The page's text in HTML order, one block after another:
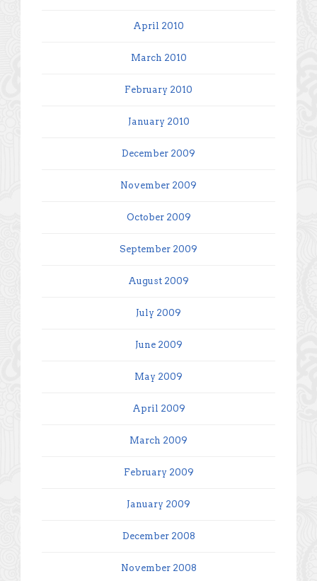
April 2010
March 2010
February 2010
January 2010
December 2009
November 2009
October 2009
September 2009
August 2009
July 2009
June 2009
May 2009
April 2009
March 2009
February 2009
January 2009
December 2008
November 2008